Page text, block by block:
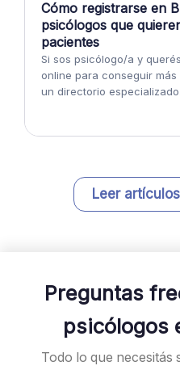
Cómo registrarse en
psicólogos que
pacientes
Si sos psicólogo/a y
online para conseguir
un directorio
Leer
Preguntas
psicólogos
Todo lo que necesitás